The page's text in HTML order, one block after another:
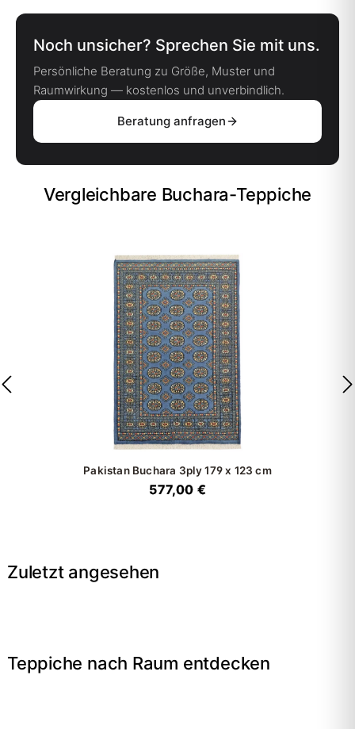
Noch unsicher? Sprechen Sie mit uns.
Persönliche Beratung zu Größe, Muster und
Raumwirkung — kostenlos und unverbindlich.
Beratung anfragen
Vergleichbare Buchara-Teppiche
Pakistan Buchara 3ply 179 x 123 cm
577,00 €
Zuletzt angesehen
Teppiche nach Raum entdecken
Wohnzimmer